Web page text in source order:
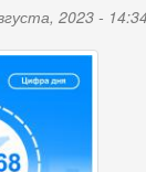
2023 -